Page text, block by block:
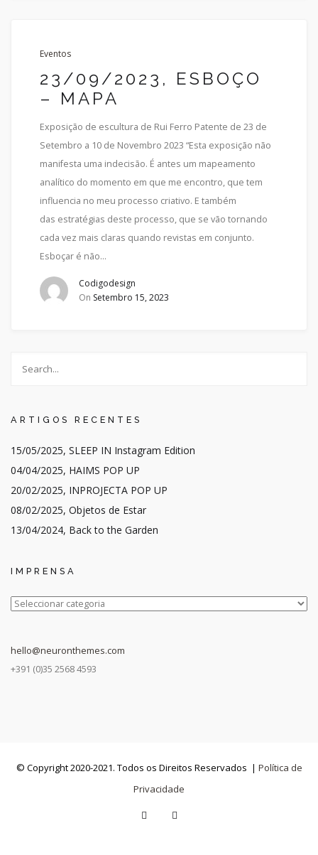
Eventos
23/09/2023, ESBOÇO
– MAPA
Exposição de escultura de Rui Ferro Patente de 23 de
Setembro a 10 de Novembro 2023 “Esta exposição não
manifesta uma indecisão. É antes um mapeamento
analítico do momento em que me encontro, que tem
influencia no meu processo criativo. E também
das estratégias deste processo, que se vão tornando
cada vez mais claras quando revistas em conjunto.
Esboçar é não…
Codigodesign
On Setembro 15, 2023
ARTIGOS RECENTES
15/05/2025, SLEEP IN Instagram Edition
04/04/2025, HAIMS POP UP
20/02/2025, INPROJECTA POP UP
08/02/2025, Objetos de Estar
13/04/2024, Back to the Garden
IMPRENSA
IMPRENSA
hello@neuronthemes.com
+391 (0)35 2568 4593
© Copyright 2020-2021. Todos os Direitos Reservados | Política de
Privacidade